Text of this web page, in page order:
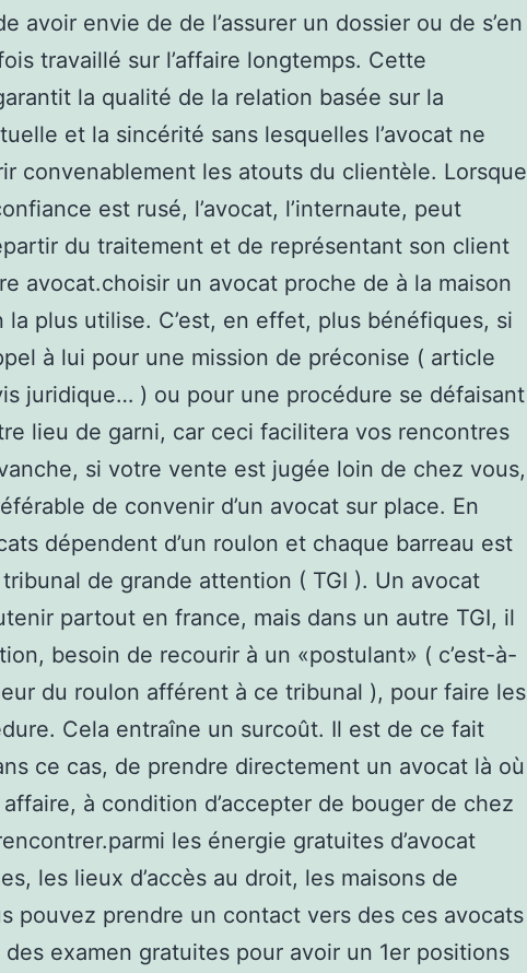
avoir envie de de l’assurer un dossier ou de s’en
travaillé sur l’affaire longtemps. Cette
la qualité de la relation basée sur la
et la sincérité sans lesquelles l’avocat ne
convenablement les atouts du clientèle. Lorsque
est rusé, l’avocat, l’internaute, peut
du traitement et de représentant son client
avocat.choisir un avocat proche de à la maison
la plus utilise. C’est, en effet, plus bénéfiques, si
à lui pour une mission de préconise ( article
juridique… ) ou pour une procédure se défaisant
lieu de garni, car ceci facilitera vos rencontres
si votre vente est jugée loin de chez vous,
de convenir d’un avocat sur place. En
dépendent d’un roulon et chaque barreau est
de grande attention ( TGI ). Un avocat
partout en france, mais dans un autre TGI, il
besoin de recourir à un «postulant» ( c’est-à-
du roulon afférent à ce tribunal ), pour faire les
Cela entraîne un surcoût. Il est de ce fait
ce cas, de prendre directement un avocat là où
à condition d’accepter de bouger de chez
les énergie gratuites d’avocat
les lieux d’accès au droit, les maisons de
pouvez prendre un contact vers des ces avocats
examen gratuites pour avoir un 1er positions